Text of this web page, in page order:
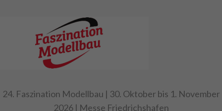
24. Faszination Modellbau | 30. Oktober bis 1. November
2026 | Messe Friedrichshafen